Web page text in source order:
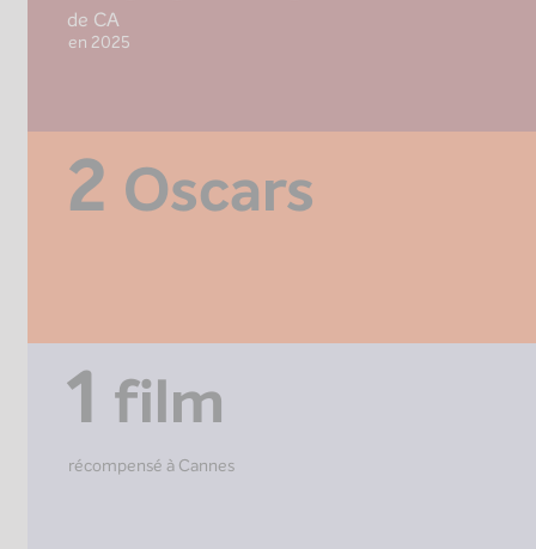
de CA
en 2025
2 Oscars
1 film
récompensé à Cannes